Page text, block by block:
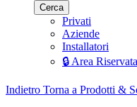
Cerca
Privati
Aziende
Installatori
🔒 Area Riservata
Indietro Torna a Prodotti &